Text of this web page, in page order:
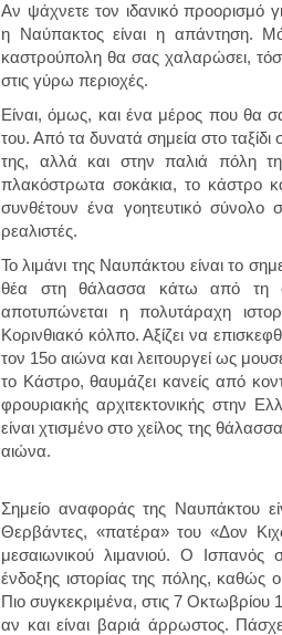
Αν ψάχνετε τον ιδανικό προορισμό
η Ναύπακτος είναι η απάντηση.
καστρούπολη θα σας χαλαρώσει,
στις γύρω περιοχές.
Είναι, όμως, και ένα μέρος που θα
του. Από τα δυνατά σημεία στο
της, αλλά και στην παλιά πόλη
πλακόστρωτα σοκάκια, το κάστρο
συνθέτουν ένα γοητευτικό
ρεαλιστές.
Το λιμάνι της Ναυπάκτου είναι το
θέα στη θάλασσα κάτω από τη
αποτυπώνεται η πολυτάραχη
Κορινθιακό κόλπο. Αξίζει να
τον 15ο αιώνα και λειτουργεί ως
το Κάστρο, θαυμάζει κανείς από
φρουριακής αρχιτεκτονικής στην
είναι χτισμένο στο χείλος της
αιώνα.
Σημείο αναφοράς της Ναυπάκτου
Θερβάντες, «πατέρα» του «Δον
μεσαιωνικού λιμανιού. Ο Ισπανός
ένδοξης ιστορίας της πόλης, καθώς
Πιο συγκεκριμένα, στις 7
αν και είναι βαριά άρρωστος.